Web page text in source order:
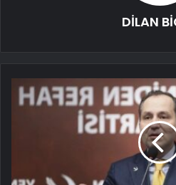
DİLAN